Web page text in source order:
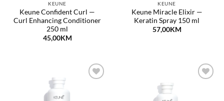
KEUNE
Keune Confident Curl —
Curl Enhancing Conditioner
250 ml
45,00KM
KEUNE
Keune Miracle Elixir —
Keratin Spray 150 ml
57,00KM